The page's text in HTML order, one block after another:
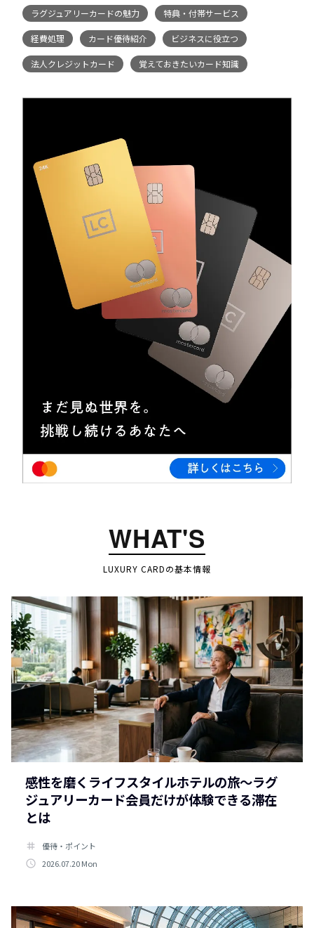
ラグジュアリーカードの魅力 特典・付帯サービス
経費処理 カード優待紹介 ビジネスに役立つ
法人クレジットカード 覚えておきたいカード知識
WHAT'S
LUXURY CARDの基本情報
感性を磨くライフスタイルホテルの旅～ラグ
ジュアリーカード会員だけが体験できる滞在
とは
tag
優待・ポイント
access_time 2026.07.20 Mon